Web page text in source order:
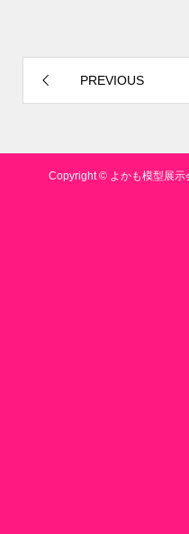
PREVIOUS
Copyright ©よかも模型展示